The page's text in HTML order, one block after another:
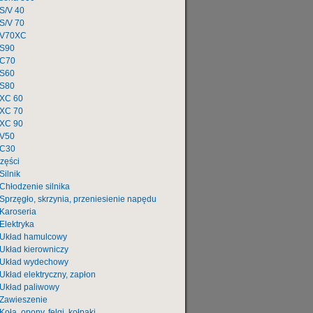
V 40
V 70
60
70
90
silnika
skrzynia, przeniesienie napędu
hamulcowy
kierowniczy
wydechowy
elektryczny, zapłon
paliwowy